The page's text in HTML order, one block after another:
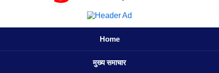
Home
मुख्य समाचार